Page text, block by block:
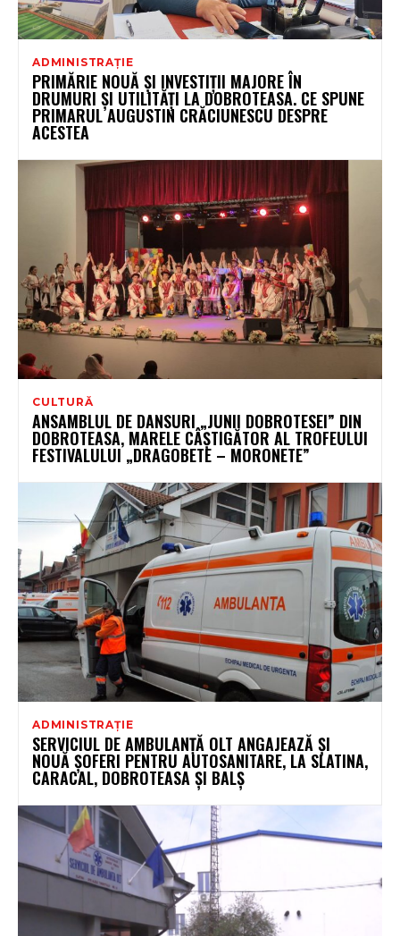
ADMINISTRAȚIE
PRIMĂRIE NOUĂ ȘI INVESTIȚII MAJORE ÎN
DRUMURI ȘI UTILITĂȚI LA DOBROTEASA. CE SPUNE
PRIMARUL AUGUSTIN CRĂCIUNESCU DESPRE
ACESTEA
CULTURĂ
ANSAMBLUL DE DANSURI „JUNII DOBROTESEI” DIN
DOBROTEASA, MARELE CÂȘTIGĂTOR AL TROFEULUI
FESTIVALULUI „DRAGOBETE – MORONETE”
ADMINISTRAȚIE
SERVICIUL DE AMBULANȚĂ OLT ANGAJEAZĂ ȘI
NOUĂ ȘOFERI PENTRU AUTOSANITARE, LA SLATINA,
CARACAL, DOBROTEASA ȘI BALȘ